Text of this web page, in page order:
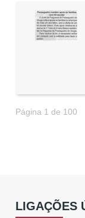
Página 1 de 100
LIGAÇÕES